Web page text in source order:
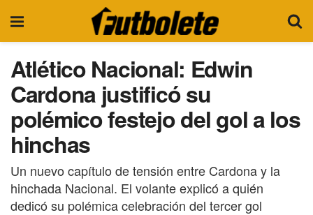
Atlético Nacional: Edwin
Cardona justificó su
polémico festejo del gol a los
hinchas
Un nuevo capítulo de tensión entre Cardona y la
hinchada Nacional. El volante explicó a quién
dedicó su polémica celebración del tercer gol